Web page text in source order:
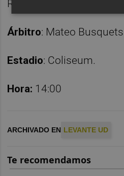
Romero, Carlos Álvarez y
Árbitro: Mateo
Estadio: Coliseum.
Hora: 14:00
ARCHIVADO EN LEVANTE UD